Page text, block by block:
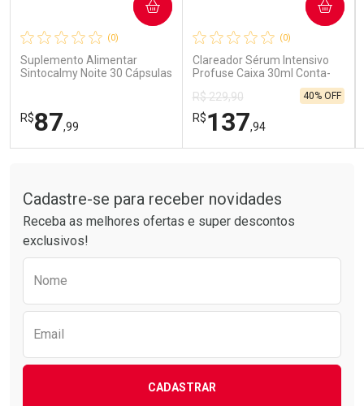
Comprar sem Desconto
Por R$ 85,99/cada
Comprar sem Desconto
Por R$ 85,99/cada
Comprar sem Desconto
Por R$ 41,99/cada
Comprar sem Desconto
Por R$ 41,99/cada
(0)
Suplemento Alimentar
Sintocalmy Noite 30 Cápsulas
R$87,99
COMPRAR
Laboratório
Comprar sem Desconto
Por Menos
Comprar sem Desconto
(0)
Clareador Sérum Intensivo
Profuse Caixa 30ml Conta-
R$ 229,90
R$137,94
40% OFF
COMPRAR
Laboratório
Comprar sem Desconto
Por Menos
Comprar sem Desconto
Cadastre-se para receber novidades
Receba as melhores ofertas e super descontos
exclusivos!
Nome
Email
CADASTRAR